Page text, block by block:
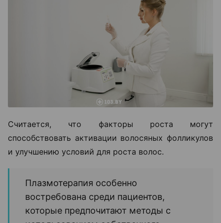
Считается, что факторы роста могут
способствовать активации волосяных фолликулов
и улучшению условий для роста волос.
Плазмотерапия особенно
востребована среди пациентов,
которые предпочитают методы с